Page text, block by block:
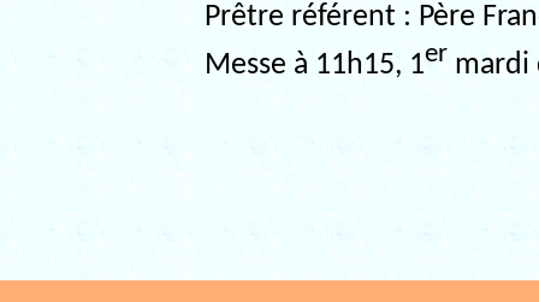
Prêtre référent : Père
Messe à 11h15, 1er mardi